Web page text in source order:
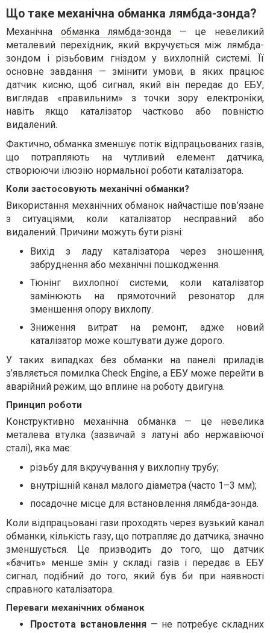
Що таке механічна обманка лямбда-зонда?
Механічна обманка лямбда-зонда — це невеликий
металевий перехідник, який вкручується між лямбда-
зондом і різьбовим гніздом у вихлопній системі. Її
основне завдання — змінити умови, в яких працює
датчик кисню, щоб сигнал, який він передає до ЕБУ,
виглядав «правильним» з точки зору електроніки,
навіть якщо каталізатор частково або повністю
видалений.
Фактично, обманка зменшує потік відпрацьованих газів,
що потрапляють на чутливий елемент датчика,
створюючи ілюзію нормальної роботи каталізатора.
Коли застосовують механічні обманки?
Використання механічних обманок найчастіше пов’язане
з ситуаціями, коли каталізатор несправний або
видалений. Причини можуть бути різні:
Вихід з ладу каталізатора через зношення,
забруднення або механічні пошкодження.
Тюнінг вихлопної системи, коли каталізатор
замінюють на прямоточний резонатор для
зменшення опору вихлопу.
Зниження витрат на ремонт, адже новий
каталізатор може коштувати дуже дорого.
У таких випадках без обманки на панелі приладів
з’являється помилка Check Engine, а ЕБУ може перейти в
аварійний режим, що вплине на роботу двигуна.
Принцип роботи
Конструктивно механічна обманка — це невелика
металева втулка (зазвичай з латуні або нержавіючої
сталі), яка має:
різьбу для вкручування у вихлопну трубу;
внутрішній канал малого діаметра (часто 1–3 мм);
посадочне місце для встановлення лямбда-зонда.
Коли відпрацьовані гази проходять через вузький канал
обманки, кількість газу, що потрапляє до датчика, значно
зменшується. Це призводить до того, що датчик
«бачить» менше змін у складі газів і передає в ЕБУ
сигнал, подібний до того, який був би при наявності
справного каталізатора.
Переваги механічних обманок
Простота встановлення— не потребує складних